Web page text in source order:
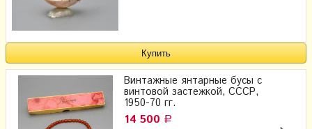
Винтажные янтарные бусы с
винтовой застежкой, СССР,
1950-70 гг.
14 500 Р